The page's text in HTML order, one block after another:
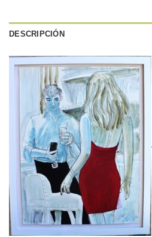
DESCRIPCIÓN